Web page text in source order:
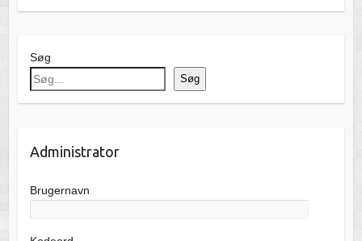
Søg
Søg
Administrator
Brugernavn